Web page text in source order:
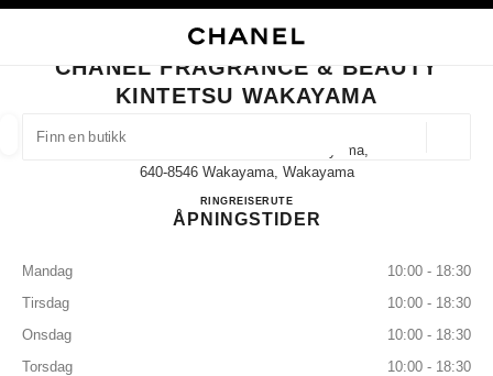
FINN EN BUTIKK
forslag vises under dette søkefeltet
0 Tilgjengelige forslag
LUKK BUTIKKORTET CHANEL FRAGRANCE & BEAUTY KINTETSU
CHANEL FRAGRANCE & BEAUTY
KINTETSU WAKAYAMA
5-46 Tomodacho Kintetsu Wakayama,
640-8546 Wakayama, Wakayama
RING073-421-7022
REISERUTECHANEL FRAGRANCE &
ÅPNINGSTIDER
Mandag
10:00 - 18:30
Tirsdag
10:00 - 18:30
Onsdag
10:00 - 18:30
Torsdag
10:00 - 18:30
BRILLER KLOKKER OG MOTESMYKKER